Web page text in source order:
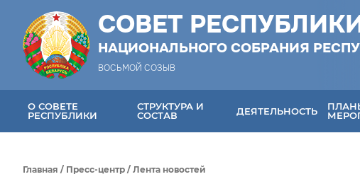
СОВЕТ
НАЦИОНАЛЬНОГО СОБРАНИЯ
ВОСЬМОЙ СОЗЫВ
О СОВЕТЕ
РЕСПУБЛИКИ
СТРУКТУРА И
СОСТАВ
ДЕЯТЕЛЬНОСТЬ
Главная / Пресс-центр / Лента новостей